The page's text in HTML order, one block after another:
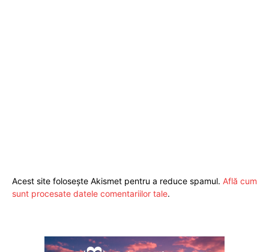
Acest site folosește Akismet pentru a reduce spamul. Află cum
sunt procesate datele comentariilor tale.